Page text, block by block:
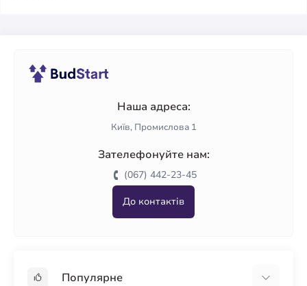
Наша адреса:
Київ, Промислова 1
Зателефонуйте нам:
(067) 442-23-45
До контактів
Популярне